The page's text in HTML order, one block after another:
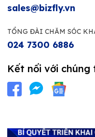
sales@bizfly.vn
TỔNG ĐÀI CHĂM SÓC
024 7300 6886
Kết nối với chúng